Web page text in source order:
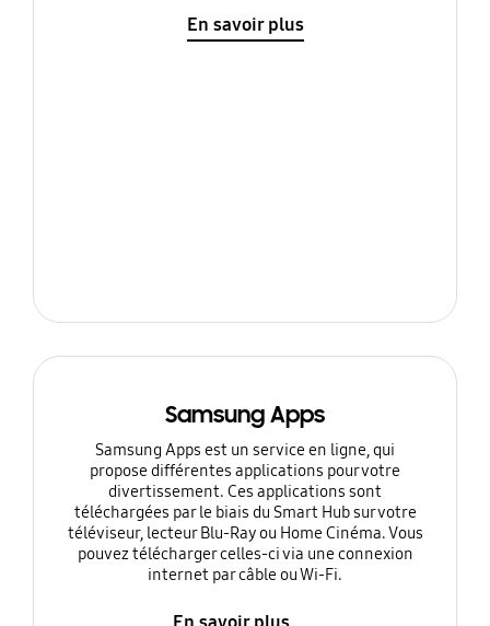
En savoir plus
Samsung Apps
Samsung Apps est un service en ligne, qui
propose différentes applications pour votre
divertissement. Ces applications sont
téléchargées par le biais du Smart Hub sur votre
téléviseur, lecteur Blu-Ray ou Home Cinéma. Vous
pouvez télécharger celles-ci via une connexion
internet par câble ou Wi-Fi.